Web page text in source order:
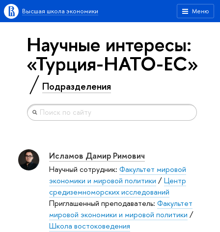
Меню
Высшая школа экономики
Научные интересы:
«Турция-НАТО-ЕС»
Подразделения
Исламов Дамир Римович
Научный сотрудник: Факультет мировой
экономики и мировой политики /Центр
средиземноморских исследований
Приглашенный преподаватель: Факультет
мировой экономики и мировой политики /
Школа востоковедения